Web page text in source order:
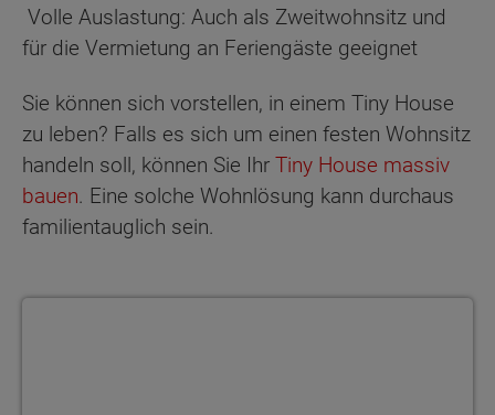
Volle Auslastung: Auch als Zweitwohnsitz und
für die Vermietung an Feriengäste geeignet
Sie können sich vorstellen, in einem Tiny House
zu leben? Falls es sich um einen festen Wohnsitz
handeln soll, können Sie Ihr Tiny House massiv
bauen. Eine solche Wohnlösung kann durchaus
familientauglich sein.